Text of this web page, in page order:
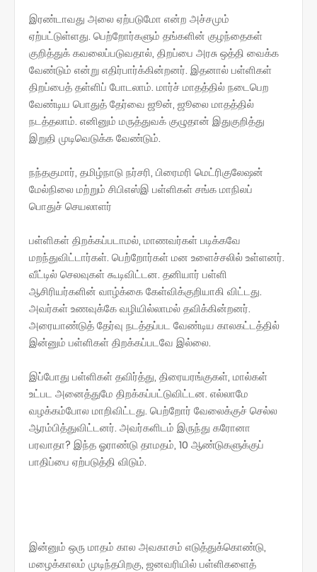
இரண்டாவது அலை ஏற்படுமோ என்ற அச்சமும்
ஏற்பட்டுள்ளது. பெற்றோர்களும் தங்களின் குழந்தைகள்
குறித்துக் கவலைப்படுவதால், திறப்பை அரசு ஒத்தி வைக்க
வேண்டும் என்று எதிர்பார்க்கின்றனர். இதனால் பள்ளிகள்
திறப்பைத் தள்ளிப் போடலாம். மார்ச் மாதத்தில் நடைபெற
வேண்டிய பொதுத் தேர்வை ஜூன், ஜூலை மாதத்தில்
நடத்தலாம். எனினும் மருத்துவக் குழுதான் இதுகுறித்து
இறுதி முடிவெடுக்க வேண்டும்.
நந்தகுமார், தமிழ்நாடு நர்சரி, பிரைமரி மெட்ரிகுலேஷன்
மேல்நிலை மற்றும் சிபிஎஸ்இ பள்ளிகள் சங்க மாநிலப்
பொதுச் செயலாளர்
பள்ளிகள் திறக்கப்படாமல், மாணவர்கள் படிக்கவே
மறந்துவிட்டார்கள். பெற்றோர்கள் மன உளைச்சலில் உள்ளனர்.
வீட்டில் செலவுகள் கூடிவிட்டன. தனியார் பள்ளி
ஆசிரியர்களின் வாழ்க்கை கேள்விக்குறியாகி விட்டது.
அவர்கள் உணவுக்கே வழியில்லாமல் தவிக்கின்றனர்.
அரையாண்டுத் தேர்வு நடத்தப்பட வேண்டிய காலகட்டத்தில்
இன்னும் பள்ளிகள் திறக்கப்படவே இல்லை.
இப்போது பள்ளிகள் தவிர்த்து, திரையரங்குகள், மால்கள்
உட்பட அனைத்துமே திறக்கப்பட்டுவிட்டன. எல்லாமே
வழக்கம்போல மாறிவிட்டது. பெற்றோர் வேலைக்குச் செல்ல
ஆரம்பித்துவிட்டனர். அவர்களிடம் இருந்து கரோனா
பரவாதா? இந்த ஓராண்டு தாமதம், 10 ஆண்டுகளுக்குப்
பாதிப்பை ஏற்படுத்தி விடும்.
இன்னும் ஒரு மாதம் கால அவகாசம் எடுத்துக்கொண்டு,
மழைக்காலம் முடிந்தபிறகு, ஜனவரியில் பள்ளிகளைத்